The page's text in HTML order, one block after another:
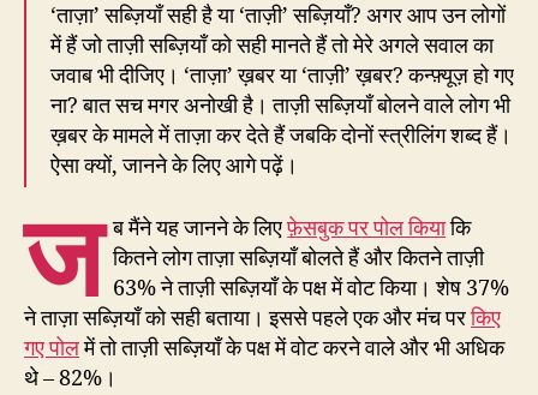
‘ताज़ा’ सब्ज़ियाँ सही है या ‘ताज़ी’ सब्ज़ियाँ? अगर आप उन लोगों
में हैं जो ताज़ी सब्ज़ियाँ को सही मानते हैं तो मेरे अगले सवाल का
जवाब भी दीजिए। ‘ताज़ा’ ख़बर या ‘ताज़ी’ ख़बर? कन्फ़्यूज़ हो गए
ना? बात सच मगर अनोखी है। ताज़ी सब्ज़ियाँ बोलने वाले लोग भी
ख़बर के मामले में ताज़ा कर देते हैं जबकि दोनों स्त्रीलिंग शब्द हैं।
ऐसा क्यों, जानने के लिए आगे पढ़ें।
ज ब मैंने यह जानने के लिएफ़ेसबुक पर पोल कियाकि
कितने लोग ताज़ा सब्ज़ियाँ बोलते हैं और कितने ताज़ी
63% ने ताज़ी सब्ज़ियाँ के पक्ष में वोट किया। शेष 37%
ने ताज़ा सब्ज़ियाँ को सही बताया। इससे पहले एक और मंच परकिए
गए पोलमें तो ताज़ी सब्ज़ियाँ के पक्ष में वोट करने वाले और भी अधिक
थे – 82%।